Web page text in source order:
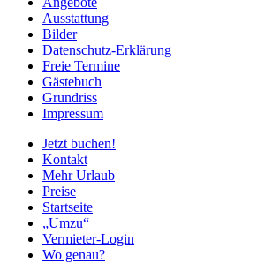
Ausstattung
Bilder
Datenschutz-Erklärung
Freie Termine
Gästebuch
Grundriss
Impressum
Jetzt buchen!
Kontakt
Mehr Urlaub
Preise
Startseite
„Umzu“
Vermieter-Login
Wo genau?